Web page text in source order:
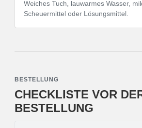
Weiches Tuch, lauwarmes Wasser,
Scheuermittel oder Lösungsmittel.
BESTELLUNG
CHECKLISTE VOR
BESTELLUNG